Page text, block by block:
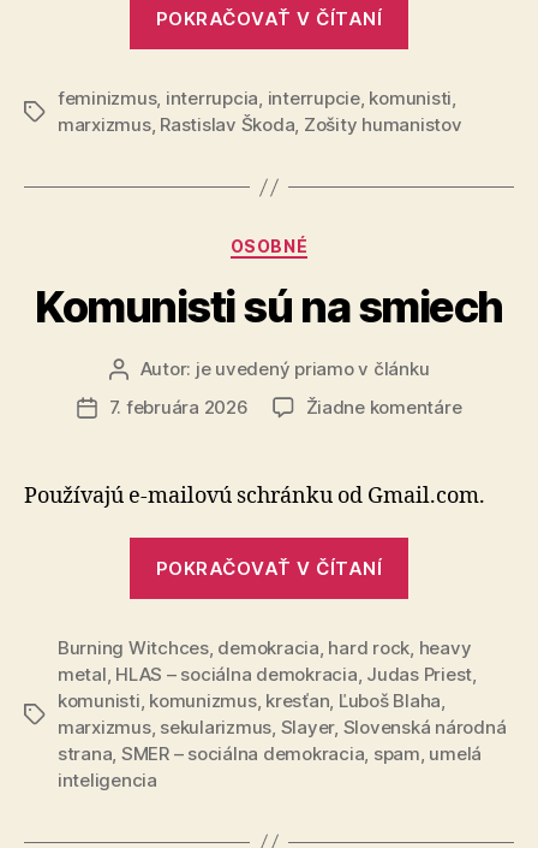
POKRAČOVAŤ V ČÍTANÍ
nerodí,
ženou
Značky
feminizmus, interrupcia, interrupcie, komunisti,
marxizmus, Rastislav Škoda, Zošity humanistov
Kategórie
OSOBNÉ
Komunisti sú na smiech
Autor
článku
Autor: je uvedený priamo v článku
Dátum
7. februára 2026 Žiadne komentárena
Používajú e-mailovú schránku od Gmail.com.
POKRAČOVAŤ V ČÍTANÍ
smiech“
Značky
Burning Witchces, demokracia, hard rock, heavy
metal, HLAS – sociálna demokracia, Judas Priest,
komunisti, komunizmus, kresťan, Ľuboš Blaha,
marxizmus, sekularizmus, Slayer, Slovenská národná
strana, SMER – sociálna demokracia, spam, umelá
inteligencia